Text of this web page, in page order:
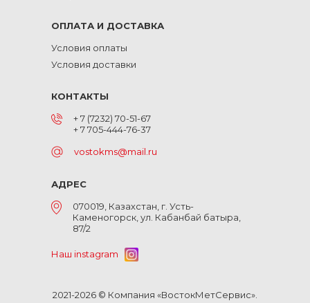
ОПЛАТА И ДОСТАВКА
Условия оплаты
Условия доставки
КОНТАКТЫ
+ 7 (7232) 70-51-67
+ 7 705-444-76-37
vostokms@mail.ru
АДРЕС
070019, Казахстан, г. Усть-
Каменогорск, ул. Кабанбай батыра,
87/2
Наш instagram
2021-2026 © Компания «ВостокМетСервис».